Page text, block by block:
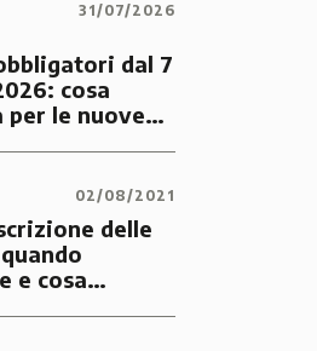
31/07/2026
dal 7
cosa
per le nuove
02/08/2021
delle
e cosa